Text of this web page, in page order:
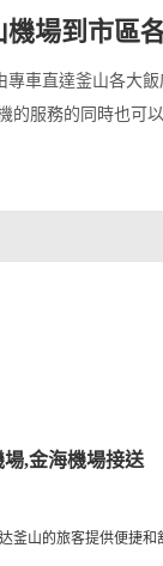
場到市區
車直達釜山各大
服務的同時也可
,金海機場接送
釜山的旅客提供便捷和